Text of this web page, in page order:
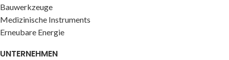
Bauwerkzeuge
Medizinische Instruments
Erneubare Energie
UNTERNEHMEN